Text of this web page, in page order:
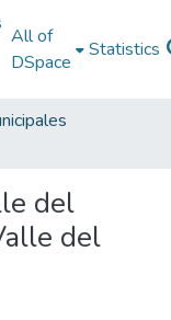
All of
DSpace
Statistics
del
del